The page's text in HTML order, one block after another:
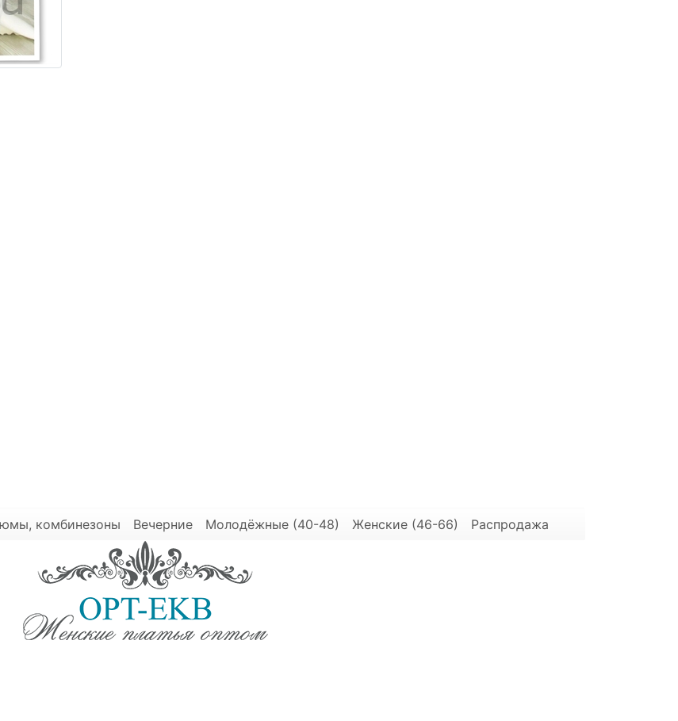
комбинезоны Вечерние Молодёжные (40-48) Женские (46-66) Распродажа